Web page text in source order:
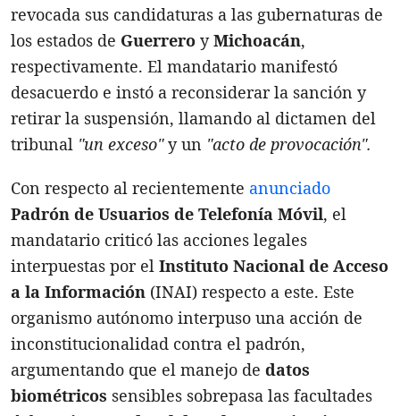
revocada sus candidaturas a las gubernaturas de
los estados de Guerrero yMichoacán,
respectivamente. El mandatario manifestó
desacuerdo e instó a reconsiderar la sanción y
retirar la suspensión, llamando al dictamen del
tribunal "un exceso"y un "acto de provocación".
Con respecto al recientemente anunciado
Padrón de Usuarios de Telefonía Móvil, el
mandatario criticó las acciones legales
interpuestas por el Instituto Nacional de Acceso
a la Información (INAI) respecto a este. Este
organismo autónomo interpuso una acción de
inconstitucionalidad contra el padrón,
argumentando que el manejo de datos
biométricos sensibles sobrepasa las facultades